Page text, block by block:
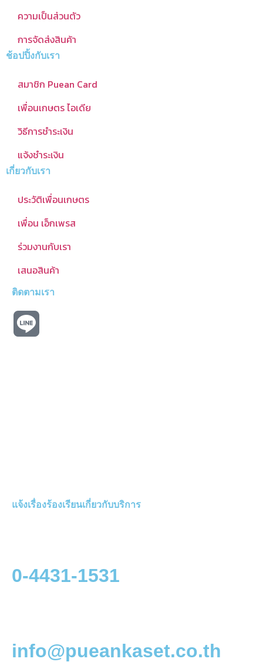
ความเป็นส่วนตัว
การจัดส่งสินค้า
ช้อปปิ้งกับเรา
สมาชิก Puean Card
เพื่อนเกษตร ไอเดีย
วิธีการชำระเงิน
แจ้งชำระเงิน
เกี่ยวกับเรา
ประวัติเพื่อนเกษตร
เพื่อน เอ็กเพรส
ร่วมงานกับเรา
เสนอสินค้า
ติดตามเรา
แจ้งเรื่องร้องเรียนเกี่ยวกับบริการ
0-4431-1531
info@pueankaset.co.th